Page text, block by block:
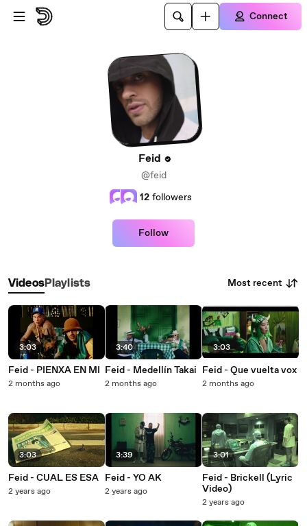
Skip to main content
Connect
Feid
@feid
12 followers
Follow
VideosPlaylists Most recent
3:03
Feid - PIENXA EN MI
2 months ago
3:03
Feid - CUAL ES ESA
2 years ago
3:40
Feid - Medellín Takai
2 months ago
3:39
Feid - YO AK
2 years ago
3:03
Feid - Que vuelta vox
2 months ago
3:01
Feid - Brickell (Lyric
Video)
2 years ago